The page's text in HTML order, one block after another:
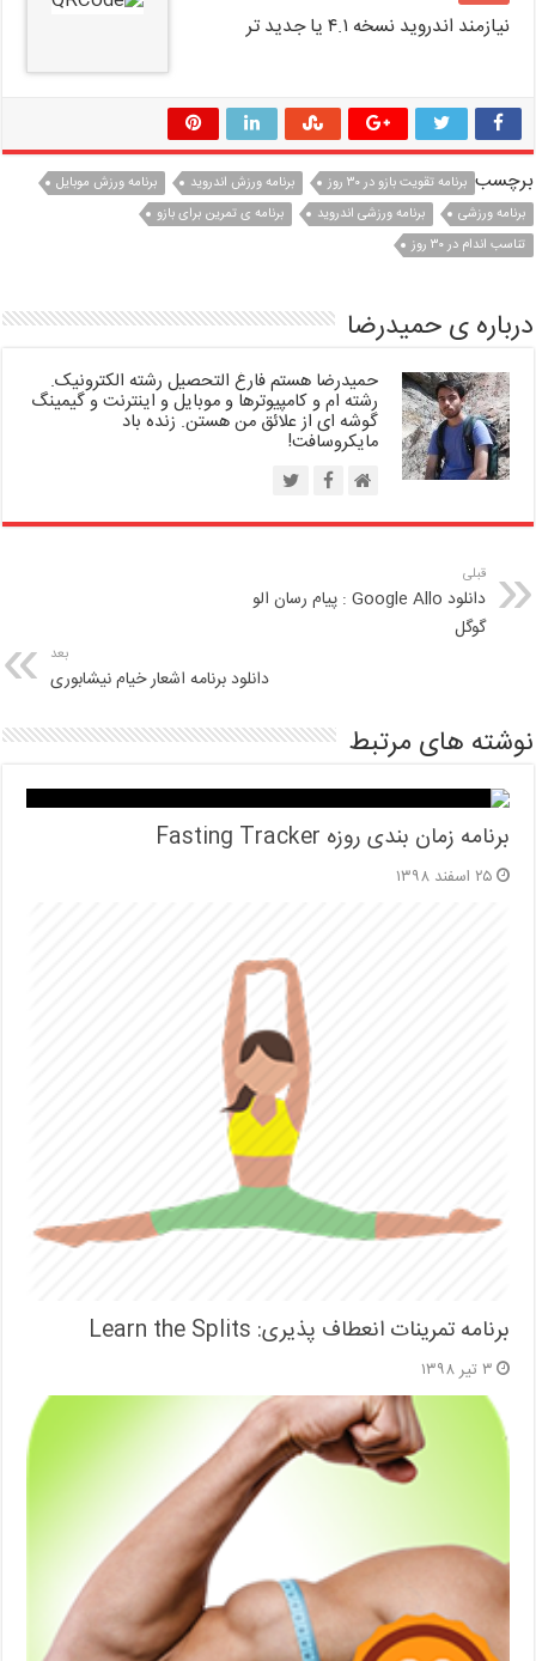
نیازمند اندروید نسخه ۴.۱ یا جدید تر
برچسب برنامه تقویت بازو در ۳۰ روز برنامه ورزش اندروید
برنامه ورزش موبایل
برنامه ورزشی
برنامه ورزشی اندروید
برنامه ی تمرین برای بازو
تناسب اندام در ۳۰ روز
درباره ی حمیدرضا
حمیدرضا هستم فارغ التحصیل رشته الکترونیک.
رشته ام و کامپیوترها و موبایل و اینترنت و گیمینگ
گوشه ای از علائق من هستن. زنده باد
مایکروسافت!
قبلی
دانلود Google Allo : پیام رسان الو
گوگل
بعد
دانلود برنامه اشعار خیام نیشابوری
نوشته های مرتبط
برنامه زمان بندی روزه Fasting Tracker
۲۵ اسفند ۱۳۹۸
برنامه تمرینات انعطاف پذیری: Learn the Splits
۳ تیر ۱۳۹۸